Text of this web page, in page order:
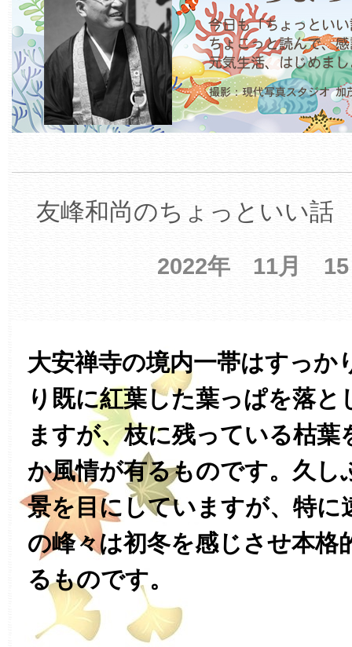
友峰和尚のちょっといい話
2022年 11月
大安禅寺の境内一帯はすっか
り既に紅葉した葉っぱを落
ますが、枝に残っている枯葉
か風情が有るものです。久し
景を目にしていますが、特に
の峰々は初冬を感じさせ本格
るものです。